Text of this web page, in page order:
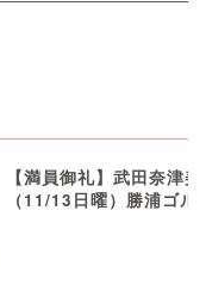
【満員御礼】武田奈津
（11/13日曜）勝浦ゴル